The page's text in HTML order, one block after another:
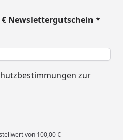
Newslettergutschein *
zur
von 100,00 €